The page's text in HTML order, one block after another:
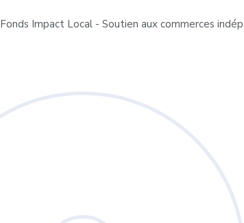
Fonds Impact Local - Soutien aux commerces